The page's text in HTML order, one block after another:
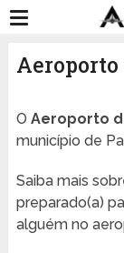
Aeroporto
O Aeroporto
município de
Saiba mais
preparado(a)
alguém no